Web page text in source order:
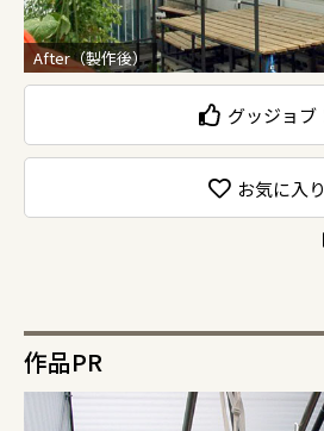
After（製作後）
グッジョブ
お気に入り
作品PR